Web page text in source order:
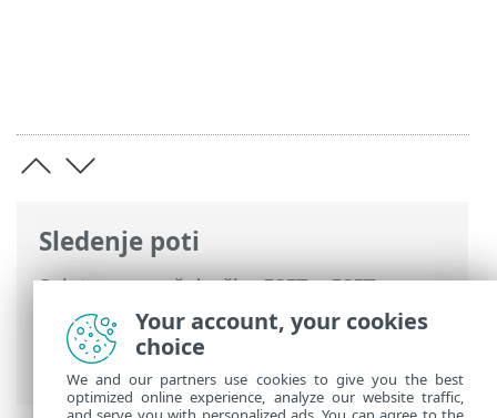
Sledenje poti
Spletna pomoč družbe ESET>ESET
Endpoint Antivirus>Uporaba programa
ESET Endpoint Antivirus
>Pomoč in
podpora > Tehnična podpora
Your account, your cookies
choice
We and our partners use cookies to give you the best
optimized online experience, analyze our website traffic,